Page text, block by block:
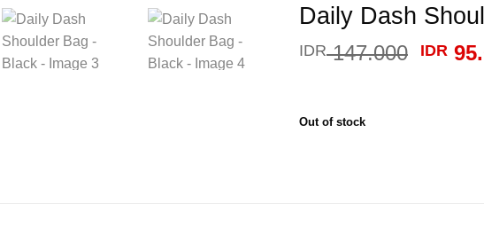
Daily Dash
IDR147.000 IDR
Out of stock